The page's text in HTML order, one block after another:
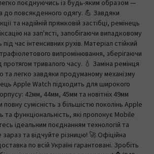
поєднуючись із будь-яким образом —
до повсякденного одягу. 💪 Завдяки
та надійній пряжковій застібці, ремінець
на зап'ясті, запобігаючи випадковому
час інтенсивних рухів. Матеріал стійкий
випромінювання, зберігаючи
протягом тривалого часу. 💧 Заміна ремінця
та легко завдяки продуманому механізму
Apple Watch підходить для широкого
42мм, 44мм, 45мм та новітніх 49мм
сумісність з більшістю поколінь Apple
та функціональність, які пропонує Mobile
ідеальним поєднанням технологій та
та відчуйте різницю! 🚀 Офіційна
по всій Україні гарантовані. Зробіть